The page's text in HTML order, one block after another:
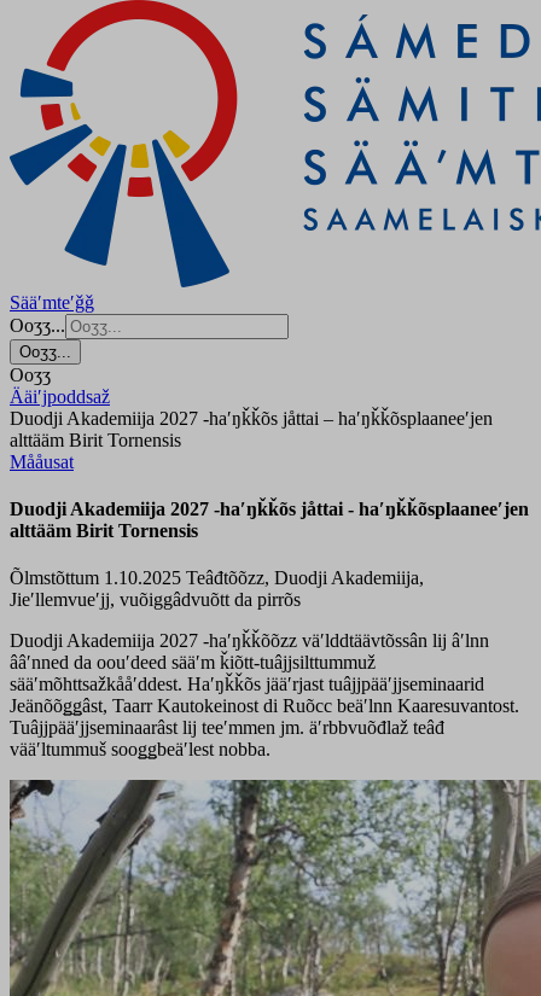
Sääʹmteʹǧǧ
Ooʒʒ...
Ooʒʒ...
Ooʒʒ
Ääiʹjpoddsaž
Duodji Akademiija 2027 -haʹŋǩǩõs jåttai – haʹŋǩǩõsplaaneeʹjen
alttääm Birit Tornensis
Mååusat
Duodji Akademiija 2027 -haʹŋǩǩõs jåttai - haʹŋǩǩõsplaaneeʹjen
alttääm Birit Tornensis
Õlmstõttum 1.10.2025 Teâđtõõzz, Duodji Akademiija,
Jieʹllemvueʹjj, vuõiggâdvuõtt da pirrõs
Duodji Akademiija 2027 -haʹŋǩǩõõzz väʹlddtäävtõssân lij âʹlnn
ââʹnned da oouʹdeed sääʹm ǩiõtt-tuâjjsilttummuž
sääʹmõhttsažkååʹddest. Haʹŋǩǩõs jääʹrjast tuâjjpääʹjjseminaarid
Jeänõõǥǥâst, Taarr Kautokeinost di Ruõcc beäʹlnn Kaaresuvantost.
Tuâjjpääʹjjseminaarâst lij teeʹmmen jm. äʹrbbvuõđlaž teâđ
vääʹltummuš sooǥǥbeäʹlest nobba.